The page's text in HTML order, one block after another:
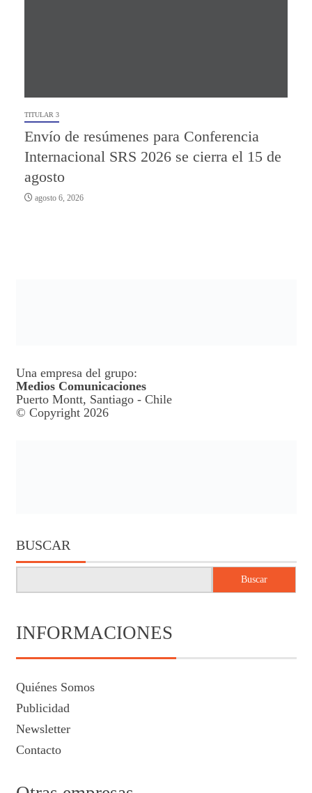
TITULAR 3
Envío de resúmenes para Conferencia
Internacional SRS 2026 se cierra el 15 de
agosto
agosto 6, 2026
Una empresa del grupo:
Medios Comunicaciones
Puerto Montt, Santiago - Chile
© Copyright 2026
BUSCAR
Buscar
INFORMACIONES
Quiénes Somos
Publicidad
Newsletter
Contacto